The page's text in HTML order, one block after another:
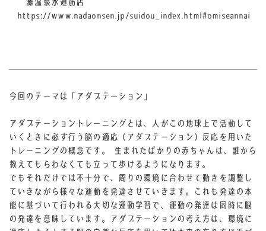
灘温泉水道筋店
https://www.nadaonsen.jp/suidou_index.html#omiseannai
今回のテーマは「アダプテーション」
アダプテーショントレーニングとは、人がこの地球上で活動して
いくときに必ず行う脳の適応（アダプテーション）反応を用いた
トレーニングの概念です。 生まれたばかりの赤ちゃんは、誰から
教えてもらわなくても立って歩けるようになります。
でもそれだけでは不十分で、周りの環境に合わせて動きを調整し
ていきながら様々な運動を発達させていきます。これも発達の本
能に基づいて行われる大切な運動学習で、運動の発達は同時に脳
の発達を意味しています。アダプテーションの考え方は、環境に